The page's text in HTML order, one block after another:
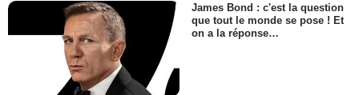
James Bond : c'est la question
que tout le monde se pose ! Et
on a la réponse…